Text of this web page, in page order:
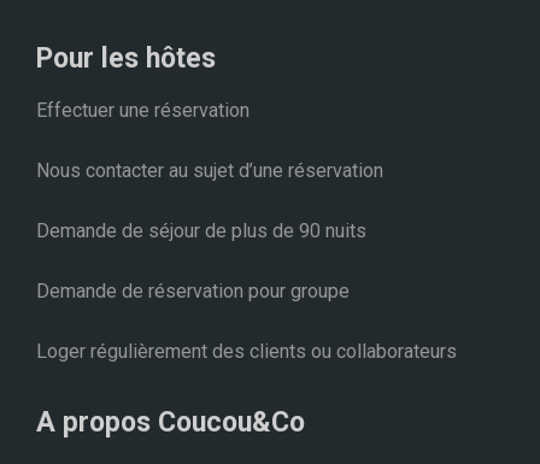
Pour les hôtes
Effectuer une réservation
Nous contacter au sujet d’une réservation
Demande de séjour de plus de 90 nuits
Demande de réservation pour groupe
Loger régulièrement des clients ou collaborateurs
A propos Coucou&Co